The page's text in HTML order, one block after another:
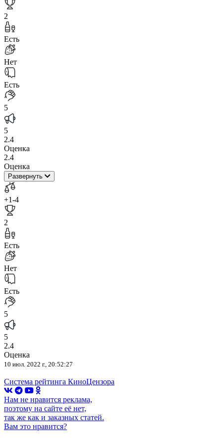
2
Есть
Нет
Есть
5
5
2.4
Оценка
2.4
Оценка
Развернуть
+1-4
2
Есть
Нет
Есть
5
5
2.4
Оценка
10 июл. 2022 г., 20:52:27
Система рейтинга КиноЦензора
Нам не нравится реклама,
поэтому на сайте её нет,
так же как и заказных статей.
Вам это нравится?